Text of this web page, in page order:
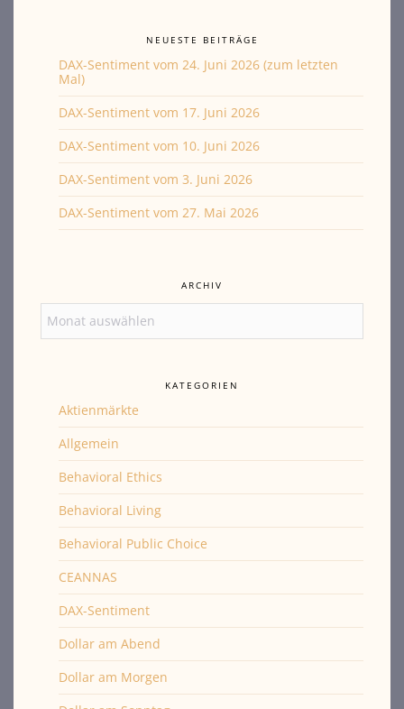
NEUESTE BEITRÄGE
DAX-Sentiment vom 24. Juni 2026 (zum letzten
Mal)
DAX-Sentiment vom 17. Juni 2026
DAX-Sentiment vom 10. Juni 2026
DAX-Sentiment vom 3. Juni 2026
DAX-Sentiment vom 27. Mai 2026
ARCHIV
KATEGORIEN
Aktienmärkte
Allgemein
Behavioral Ethics
Behavioral Living
Behavioral Public Choice
CEANNAS
DAX-Sentiment
Dollar am Abend
Dollar am Morgen